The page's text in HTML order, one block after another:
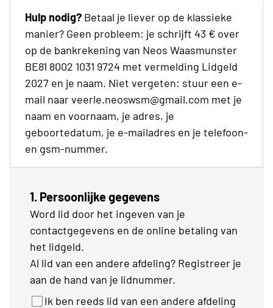
1. Persoonlijke gegevens
Word lid door het ingeven van je
contactgegevens en de online betaling van
het lidgeld.
Al lid van een andere afdeling? Registreer je
aan de hand van je lidnummer.
Ik ben reeds lid van een andere afdeling
Hulp nodig? Betaal je liever op de klassieke
manier? Geen probleem: je schrijft 43 € over
op de bankrekening van Neos Waasmunster
BE81 8002 1031 9724 met vermelding Lidgeld
2027 en je naam. Niet vergeten: stuur een e-
mail naar veerle.neoswsm@gmail.com met je
naam en voornaam, je adres, je
geboortedatum, je e-mailadres en je telefoon-
en gsm-nummer.